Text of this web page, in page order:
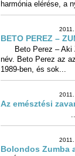
vendégek...
2011.
Megnyílt a Zöld
Emi régi álma egy
barátságos, hangulatos,
fogva...
Auralátás a
Auralátás a
február 6-án 10-18